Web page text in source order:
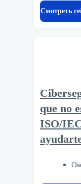
Смотреть
que no
ISO/